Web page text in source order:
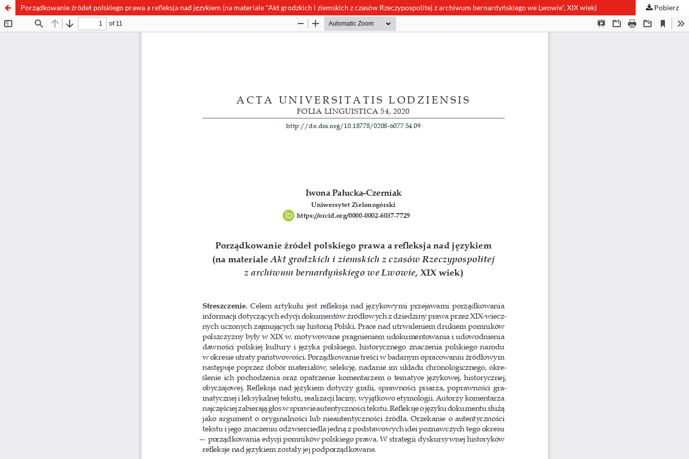
Porządkowanie źródeł polskiego prawa a refleksja nad językiem (na materiale "Akt grodzkich i ziemskich z czasów Rzeczypospolitej z archiwum bernardyńskiego we Lwowie", XIX wiek) Pobierz